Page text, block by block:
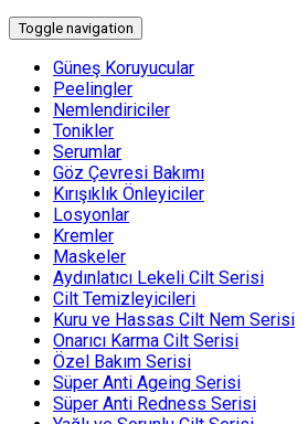
Toggle navigation
Güneş Koruyucular
Peelingler
Nemlendiriciler
Tonikler
Serumlar
Göz Çevresi Bakımı
Kırışıklık Önleyiciler
Losyonlar
Kremler
Maskeler
Aydınlatıcı Lekeli Cilt Serisi
Cilt Temizleyicileri
Kuru ve Hassas Cilt Nem Serisi
Onarıcı Karma Cilt Serisi
Özel Bakım Serisi
Süper Anti Ageing Serisi
Süper Anti Redness Serisi